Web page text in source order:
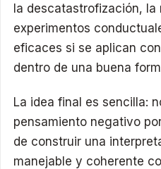
la descatastrofización, la
experimentos
eficaces si se aplican
dentro de una buena
La idea final es sencilla:
pensamiento negativo
de construir una
manejable y coherente